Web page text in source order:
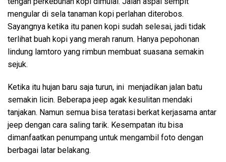
mengular di sela tanaman kopi perlahan diterobos.
Sayangnya ketika itu panen kopi sudah selesai, jadi tidak
terlihat buah kopi yang merah ranum. Hanya pepohonan
lindung lamtoro yang rimbun membuat suasana semakin
sejuk.
Ketika itu hujan baru saja turun, ini menjadikan jalan batu
semakin licin. Beberapa jeep agak kesulitan mendaki
tanjakan. Namun semua bisa teratasi berkat kerjasama antar
jeep dengan cara saling tarik. Kesempatan itu bisa
dimanfaatkan penumpang untuk mengambil foto dengan
berbagai latar belakang.